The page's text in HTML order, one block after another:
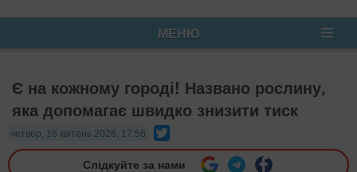
МЕНЮ
Є на кожному городі! Названо рослину,
яка допомагає швидко знизити тиск
четвер, 16 квітень 2026, 17:56
Слідкуйте за нами